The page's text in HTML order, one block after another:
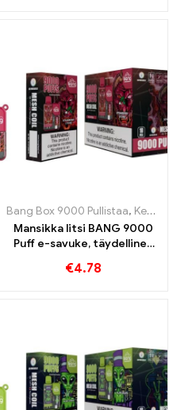
,
Bang Box 9000 Pullistaa, Kertakäyttöiset e-savukkeet Ruotsi
Mansikka litsi BANG 9000
Puff e-savuke, täydellinen
trooppista tuoreutta
€4.78